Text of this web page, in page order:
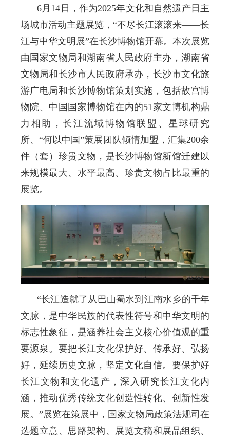
6月14日，作为2025年文化和自然遗产日主
场城市活动主题展览，“不尽长江滚滚来——长
江与中华文明展”在长沙博物馆开幕。本次展览
由国家文物局和湖南省人民政府主办，湖南省
文物局和长沙市人民政府承办，长沙市文化旅
游广电局和长沙博物馆策划实施，包括故宫博
物院、中国国家博物馆在内的51家文博机构鼎
力相助，长江流域博物馆联盟、星球研究
所、“何以中国”策展团队倾情加盟，汇集200余
件（套）珍贵文物，是长沙博物馆新馆迁建以
来规模最大、水平最高、珍贵文物占比最重的
展览。
“长江造就了从巴山蜀水到江南水乡的千年
文脉，是中华民族的代表性符号和中华文明的
标志性象征，是涵养社会主义核心价值观的重
要源泉。要把长江文化保护好、传承好、弘扬
好，延续历史文脉，坚定文化自信。要保护好
长江文物和文化遗产，深入研究长江文化内
涵，推动优秀传统文化创造性转化、创新性发
展。”展览在策展中，国家文物局政策法规司在
选题立意、思路架构、展览文稿和展品组织、